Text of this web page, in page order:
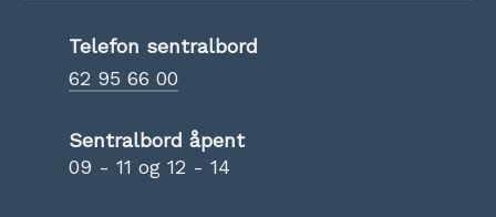
Telefon sentralbord
62 95 66 00
Sentralbord åpent
09 - 11 og 12 - 14